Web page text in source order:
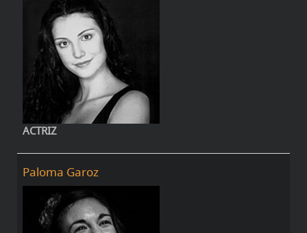
ACTRIZ
Paloma Garoz